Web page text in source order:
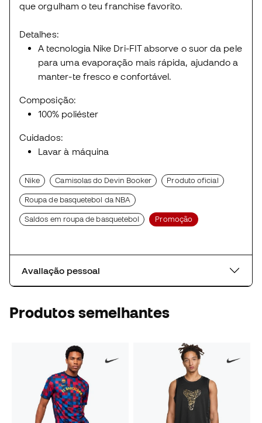
que orgulham o teu franchise favorito.
Detalhes:
A tecnologia Nike Dri-FIT absorve o suor da pele
para uma evaporação mais rápida, ajudando a
manter-te fresco e confortável.
Composição:
100% poliéster
Cuidados:
Lavar à máquina
Nike Camisolas do Devin Booker Produto oficial
Roupa de basquetebol da NBA
Saldos em roupa de basquetebol Promoção
Avaliação pessoal
Produtos semelhantes